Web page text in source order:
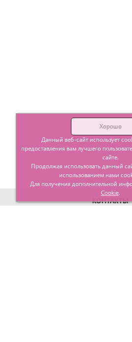
КОНТАКТЫ
Хорошо
Данный веб-сайт использует
предоставления вам лучшего
сайте.
Продолжая использовать данный
использованием нами
Для получения дополнительной
Cookie.